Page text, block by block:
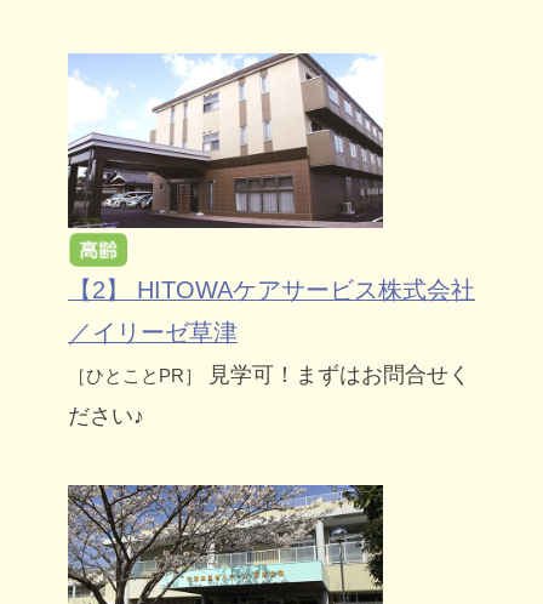
【2】 HITOWAケアサービス株式会社
／イリーゼ草津
［ひとことPR］
見学可！まずはお問合せく
ださい♪